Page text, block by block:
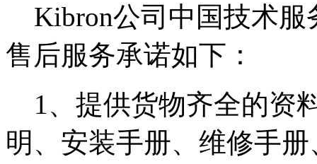
Kibron公司中国技术服
售后服务承诺如下：
1、提供货物齐全的资
明、安装手册、维修手